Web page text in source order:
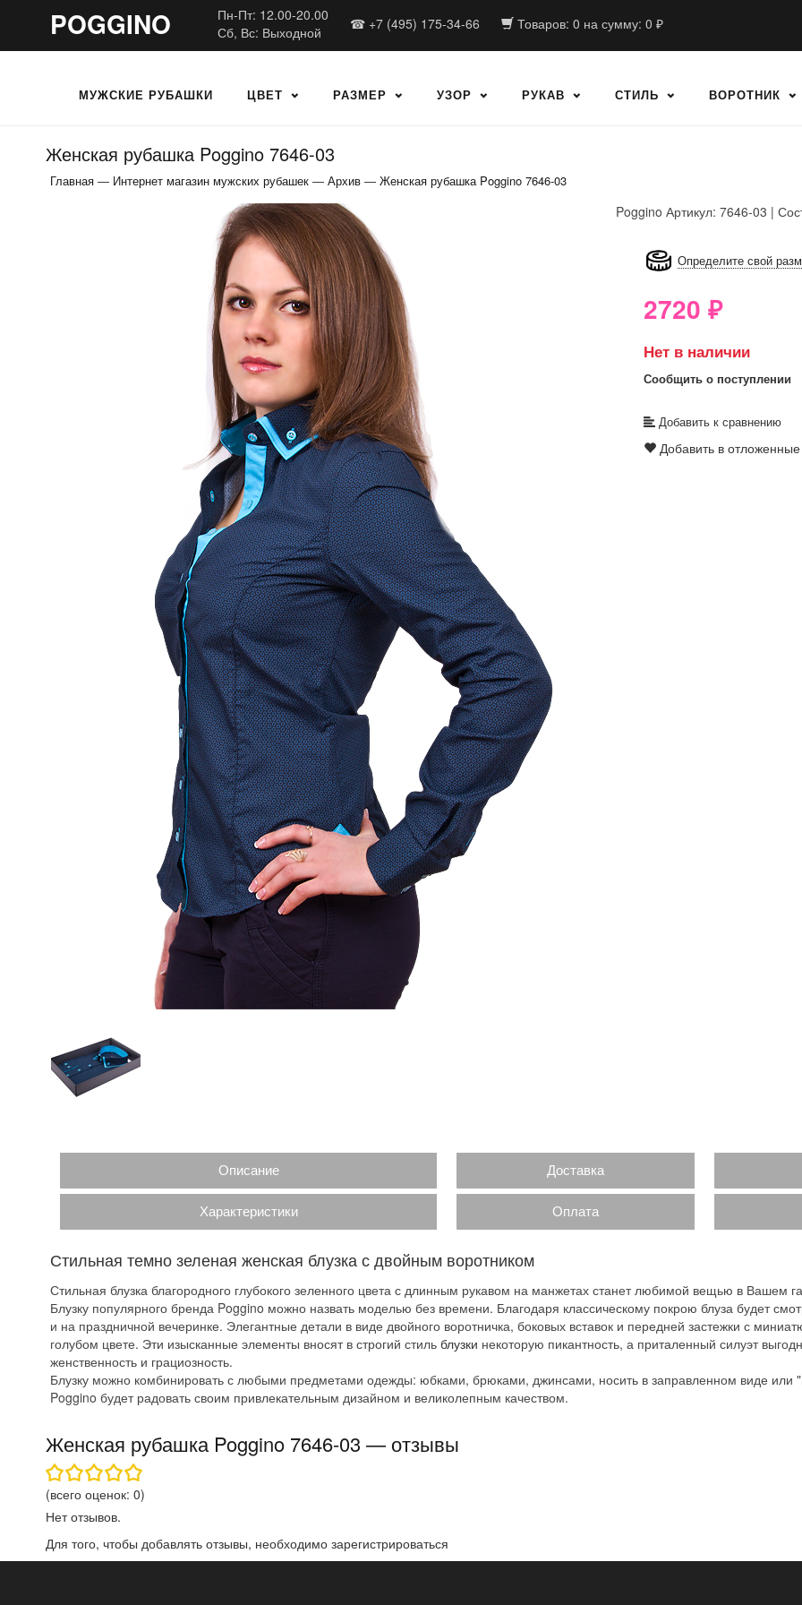
POGGINO
Пн-Пт: 12.00-20.00
Сб, Вс: Выходной
☎ +7 (495) 175-34-66 Товаров: 0 на сумму: 0 ₽
МУЖСКИЕ РУБАШКИ ЦВЕТ РАЗМЕР УЗОР РУКАВ СТИЛЬ ВОРОТНИК
Женская рубашка Poggino 7646-03
Главная — Интернет магазин мужских рубашек — Архив — Женская рубашка Poggino 7646-03
Poggino Артикул: 7646-03 |
Определите свой
2720 ₽
Нет в наличии
Сообщить о поступлении
Добавить к сравнению
Добавить в отложенные
Описание Доставка
Характеристики Оплата
Стильная темно зеленая женская блузка с двойным воротником
Стильная блузка благородного глубокого зеленного цвета с длинным рукавом на манжетах станет любимой вещью в Вашем
Блузку популярного бренда Poggino можно назвать моделью без времени. Благодаря классическому покрою блуза будет
и на праздничной вечеринке. Элегантные детали в виде двойного воротничка, боковых вставок и передней застежки с
голубом цвете. Эти изысканные элементы вносят в строгий стиль блузки некоторую пикантность, а приталенный силуэт
женственность и грациозность.
Блузку можно комбинировать с любыми предметами одежды: юбками, брюками, джинсами, носить в заправленном виде или
Poggino будет радовать своим привлекательным дизайном и великолепным качеством.
Женская рубашка Poggino 7646-03 — отзывы
(всего оценок: 0)
Нет отзывов.
Для того, чтобы добавлять отзывы, необходимо зарегистрироваться